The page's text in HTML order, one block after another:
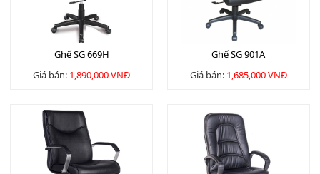
Ghế SG 669H
Giá bán: 1,890,000 VNĐ
Ghế SG 901A
Giá bán: 1,685,000 VNĐ